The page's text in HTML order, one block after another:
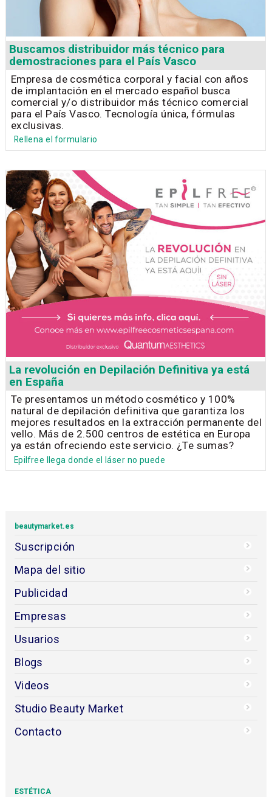
Buscamos distribuidor más técnico para
demostraciones para el País Vasco
Empresa de cosmética corporal y facial con años
de implantación en el mercado español busca
comercial y/o distribuidor más técnico comercial
para el País Vasco. Tecnología única, fórmulas
exclusivas.
Rellena el formulario
La revolución en Depilación Definitiva ya está
en España
Te presentamos un método cosmético y 100%
natural de depilación definitiva que garantiza los
mejores resultados en la extracción permanente del
vello. Más de 2.500 centros de estética en Europa
ya están ofreciendo este servicio. ¿Te sumas?
Epilfree llega donde el láser no puede
beautymarket.es
Suscripción
Mapa del sitio
Publicidad
Empresas
Usuarios
Blogs
Videos
Studio Beauty Market
Contacto
ESTÉTICA